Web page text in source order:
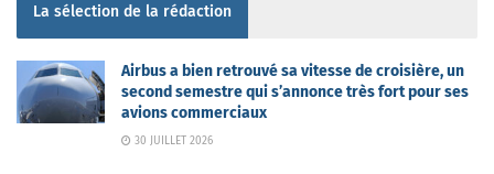
La sélection de la rédaction
Airbus a bien retrouvé sa vitesse de croisière, un
second semestre qui s’annonce très fort pour ses
avions commerciaux
30 JUILLET 2026